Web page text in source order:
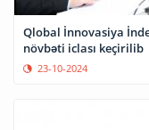
Qlobal İnnovasiya
növbəti iclası keçirilib
23-10-2024